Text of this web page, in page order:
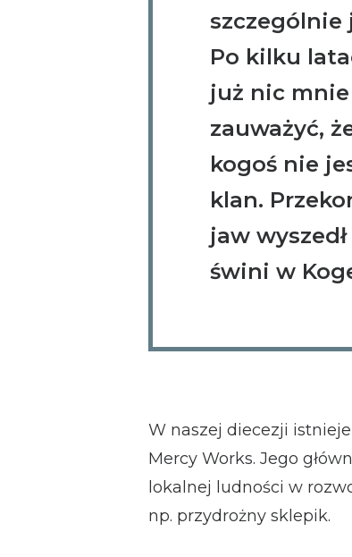
szczególnie
Po kilku
już nic
zauważyć,
kogoś nie
klan.
jaw
świni w
W naszej diecezji
Mercy Works. Jego
lokalnej ludności w
np. przydrożny sklepik.